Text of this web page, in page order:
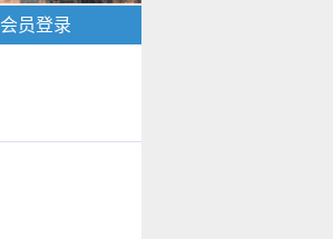
会员登录